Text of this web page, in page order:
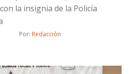
la insignia de la Policía
Por: Redacción